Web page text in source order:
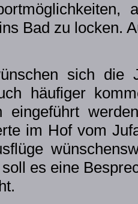
Bad zu locken.
sich die
häufiger
eingeführt
im Hof vom
es eine